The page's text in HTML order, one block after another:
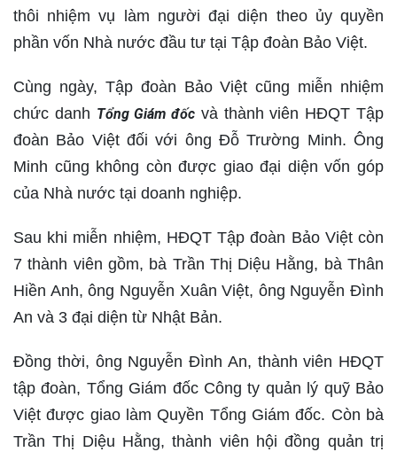
thôi nhiệm vụ làm người đại diện theo ủy quyền
phần vốn Nhà nước đầu tư tại Tập đoàn Bảo Việt.
Cùng ngày, Tập đoàn Bảo Việt cũng miễn nhiệm
chức danh Tổng Giám đốc và thành viên HĐQT Tập
đoàn Bảo Việt đối với ông Đỗ Trường Minh. Ông
Minh cũng không còn được giao đại diện vốn góp
của Nhà nước tại doanh nghiệp.
Sau khi miễn nhiệm, HĐQT Tập đoàn Bảo Việt còn
7 thành viên gồm, bà Trần Thị Diệu Hằng, bà Thân
Hiền Anh, ông Nguyễn Xuân Việt, ông Nguyễn Đình
An và 3 đại diện từ Nhật Bản.
Đồng thời, ông Nguyễn Đình An, thành viên HĐQT
tập đoàn, Tổng Giám đốc Công ty quản lý quỹ Bảo
Việt được giao làm Quyền Tổng Giám đốc. Còn bà
Trần Thị Diệu Hằng, thành viên hội đồng quản trị